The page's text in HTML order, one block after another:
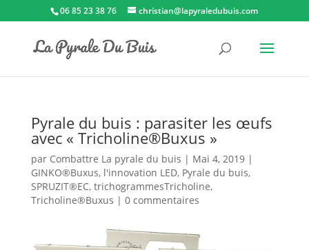
06 85 23 38 76 christian@lapyraledubuis.com
Pyrale du buis : parasiter les œufs
avec « Tricholine®Buxus »
par Combattre La pyrale du buis | Mai 4, 2019|
GINKO®Buxus, l'innovation LED, Pyrale du buis,
SPRUZIT®EC, trichogrammesTricholine,
Tricholine®Buxus | 0 commentaires